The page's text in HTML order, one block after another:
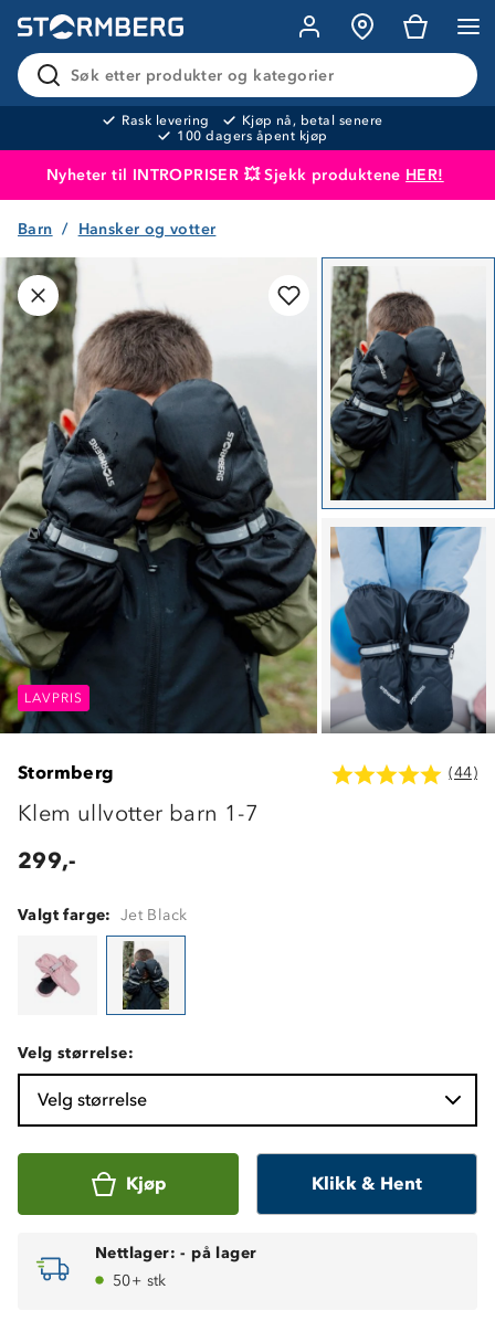
Søk etter produkter og kategorier
Rask levering
Kjøp nå, betal senere
100 dagers åpent kjøp
Nyheter til INTROPRISER 💥 Sjekk produktene HER!
Produktet er lagt i handlekurven
Barn Hansker og votter
LAVPRIS LAVPRIS
LAVPRIS
Stormberg (44)
Klem ullvotter barn 1-7
299,-
Valgt farge: Jet Black
Velg størrelse:
Velg størrelse
Kjøp Klikk & Hent
Nettlager: - på lager
50+ stk